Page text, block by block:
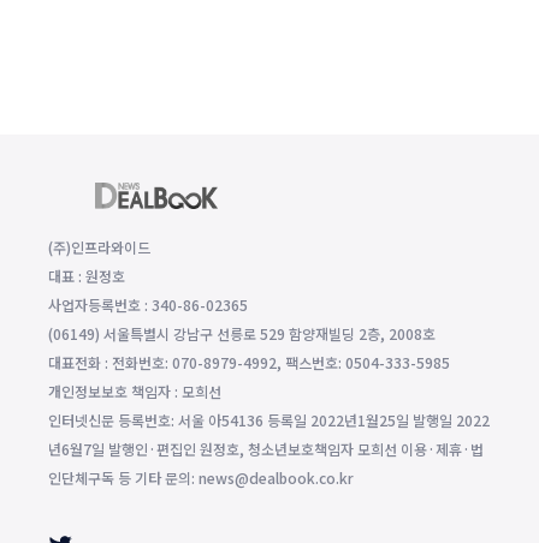
(주)인프라와이드
대표 : 원정호
사업자등록번호 : 340-86-02365
(06149) 서울특별시 강남구 선릉로 529 함양재빌딩 2층, 2008호
대표전화 : 전화번호: 070-8979-4992, 팩스번호: 0504-333-5985
개인정보보호 책임자 : 모희선
인터넷신문 등록번호: 서울 아54136 등록일 2022년1월25일 발행일 2022
년6월7일 발행인·편집인 원정호, 청소년보호책임자 모희선 이용·제휴·법
인단체구독 등 기타 문의: news@dealbook.co.kr